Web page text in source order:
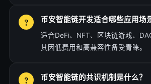
币安智能链开发适合哪些应用场
适合DeFi、NFT、区块链游戏、
其因低费用和高兼容性备受青睐。
币安智能链的共识机制是什么？